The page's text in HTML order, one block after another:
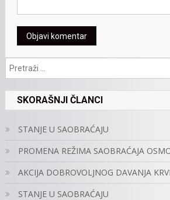
SKORAŠNJI ČLANCI
STANJE U SAOBRAĆAJU
PROMENA REŽIMA SAOBRAĆAJA
AKCIJA DOBROVOLJNOG DAVANJA KRVI
STANJE U SAOBRAĆAJU